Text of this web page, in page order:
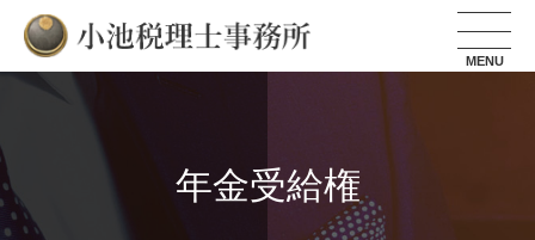
小池税理士事務所
年金受給権